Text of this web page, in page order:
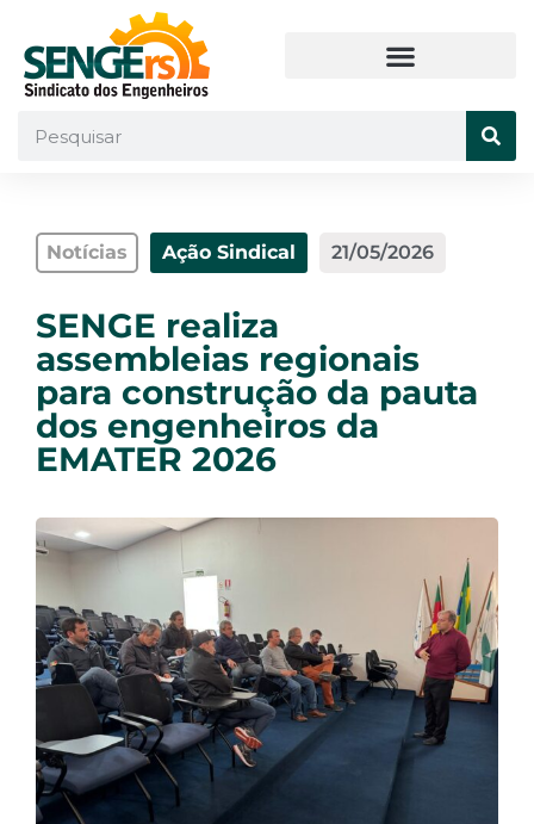
Notícias Ação Sindical 21/05/2026
SENGE realiza
assembleias regionais
para construção da pauta
dos engenheiros da
EMATER 2026